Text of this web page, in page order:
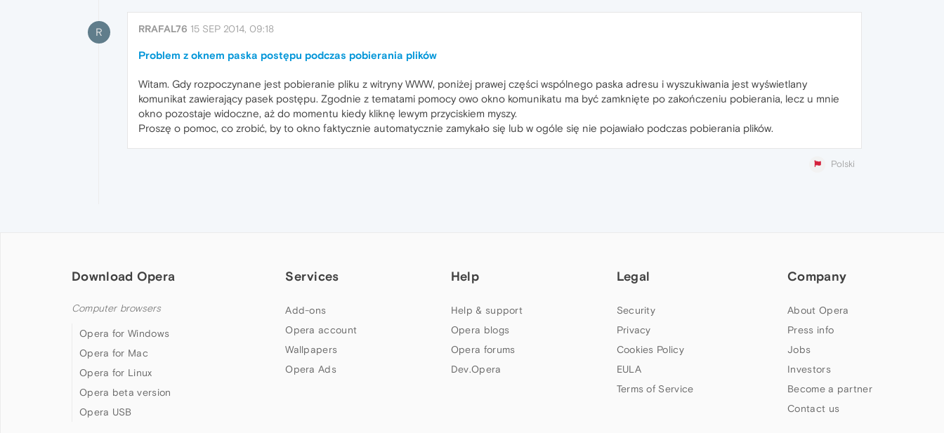
R RRAFAL76 15 SEP 2014, 09:18
Problem z oknem paska postępu podczas pobierania plików
Witam. Gdy rozpoczynane jest pobieranie pliku z witryny WWW, poniżej prawej części wspólnego paska adresu i wyszukiwania jest wyświetlany
komunikat zawierający pasek postępu. Zgodnie z tematami pomocy owo okno komunikatu ma być zamknięte po zakończeniu pobierania, lecz u mnie
okno pozostaje widoczne, aż do momentu kiedy kliknę lewym przyciskiem myszy.
Proszę o pomoc, co zrobić, by to okno faktycznie automatycznie zamykało się lub w ogóle się nie pojawiało podczas pobierania plików.
Polski
Download Opera
Computer browsers
Opera for Windows
Opera for Mac
Opera for Linux
Opera beta version
Opera USB
Services
Add-ons
Opera account
Wallpapers
Opera Ads
Help
Help & support
Opera blogs
Opera forums
Dev.Opera
Legal
Security
Privacy
Cookies Policy
EULA
Terms of Service
Company
About Opera
Press info
Jobs
Investors
Become a partner
Contact us